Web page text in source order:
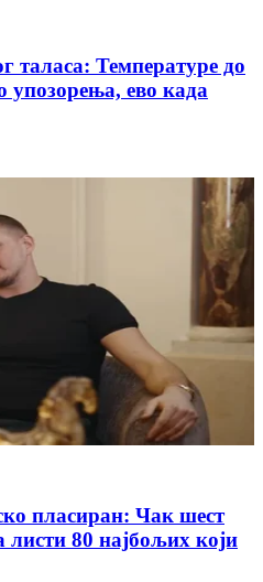
таласа: Температуре до
упозорења, ево када
пласиран: Чак шест
80 најбољих који